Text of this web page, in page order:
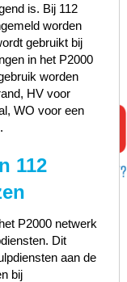
is. Bij 112
worden
gebruikt bij
in het P2000
worden
HV voor
WO voor een
112
P2000 netwerk
Dit
aan de
bij